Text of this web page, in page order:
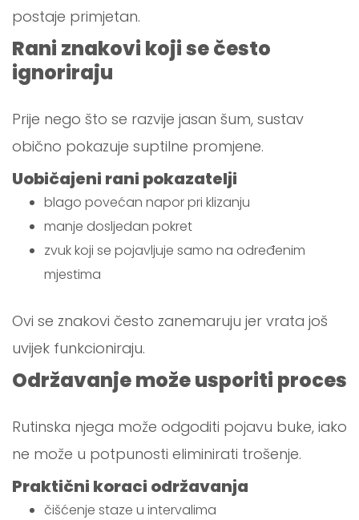
postaje primjetan.
Rani znakovi koji se često
ignoriraju
Prije nego što se razvije jasan šum, sustav
obično pokazuje suptilne promjene.
Uobičajeni rani pokazatelji
blago povećan napor pri klizanju
manje dosljedan pokret
zvuk koji se pojavljuje samo na određenim
mjestima
Ovi se znakovi često zanemaruju jer vrata još
uvijek funkcioniraju.
Održavanje može usporiti proces
Rutinska njega može odgoditi pojavu buke, iako
ne može u potpunosti eliminirati trošenje.
Praktični koraci održavanja
čišćenje staze u intervalima